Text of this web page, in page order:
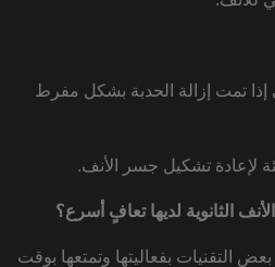
إذا تمت إزالة الحدبة بشكل مفرط
الثانوية لديها تعافٍ أسرع؟
التقنيات بفعاليتها وتمتعها بوقت